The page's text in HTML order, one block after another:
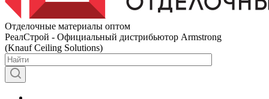
Отделочные материалы оптом
РеалСтрой - Официальный дистрибьютор Armstrong
(Knauf Ceiling Solutions)